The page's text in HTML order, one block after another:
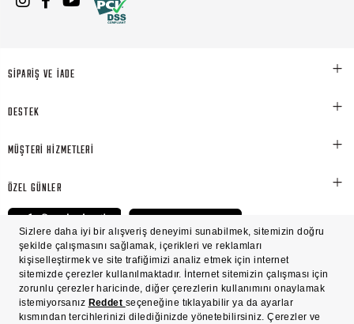
SİPARİŞ VE İADE
DESTEK
MÜŞTERİ HİZMETLERİ
ÖZEL GÜNLER
© Victoria's Secret Shaya Mağazacılık A.Ş. Franchise lisansı aracılığıyla işletilen ticari
markasıdır. Her hakkı saklıdır.
Süreç Bazlı Müşteri Aydınlatma Metni